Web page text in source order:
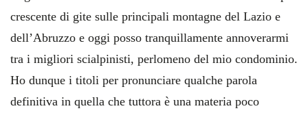
crescente di gite sulle principali montagne del Lazio e
dell’Abruzzo e oggi posso tranquillamente annoverarmi
tra i migliori scialpinisti, perlomeno del mio condominio.
Ho dunque i titoli per pronunciare qualche parola
definitiva in quella che tuttora è una materia poco